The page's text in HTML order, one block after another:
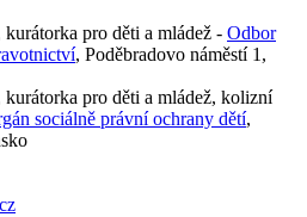
pro děti a mládež - Odbor
, Poděbradovo náměstí 1,
pro děti a mládež, kolizní
sociálně právní ochrany dětí,